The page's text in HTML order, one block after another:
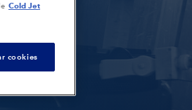
Cold Jet
cookies